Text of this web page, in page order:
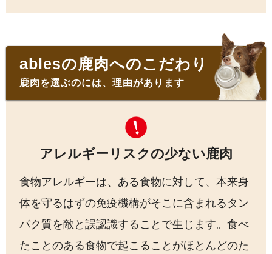
ablesの鹿肉へのこだわり
鹿肉を選ぶのには、理由があります
アレルギーリスクの少ない鹿肉
食物アレルギーは、ある食物に対して、本来身
体を守るはずの免疫機構がそこに含まれるタン
パク質を敵と誤認識することで生じます。食べ
たことのある食物で起こることがほとんどのた